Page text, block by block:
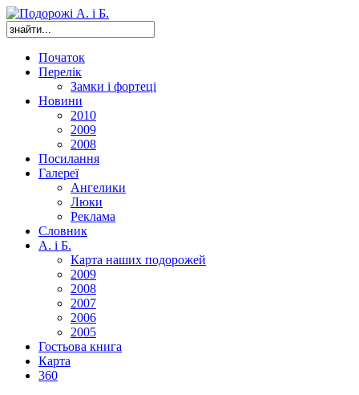
Початок
Перелік
Замки і фортеці
Новини
2010
2009
2008
Посилання
Галереї
Ангелики
Люки
Реклама
Словник
А. і Б.
Карта наших подорожей
2009
2008
2007
2006
2005
Гостьова книга
Карта
360